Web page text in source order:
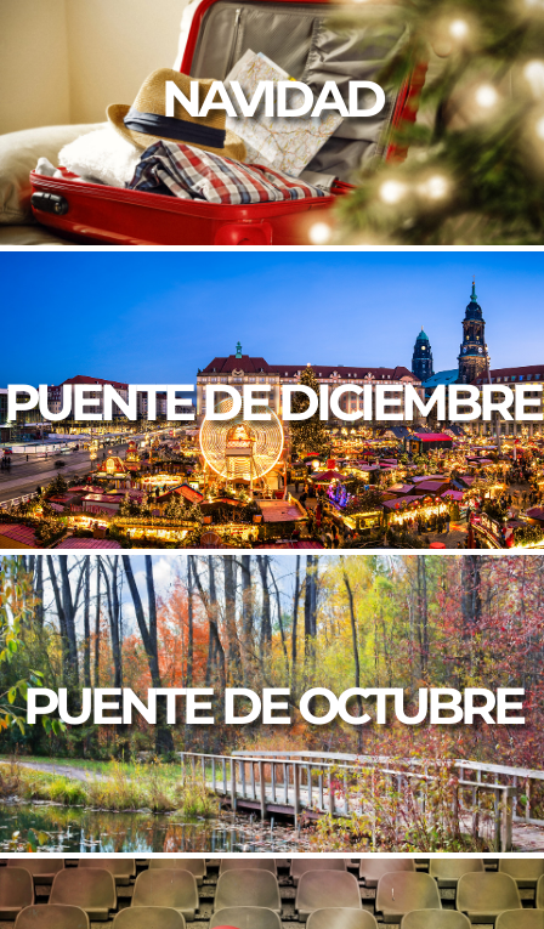
NAVIDAD
PUENTE DE DICIEMBRE
PUENTE DE OCTUBRE